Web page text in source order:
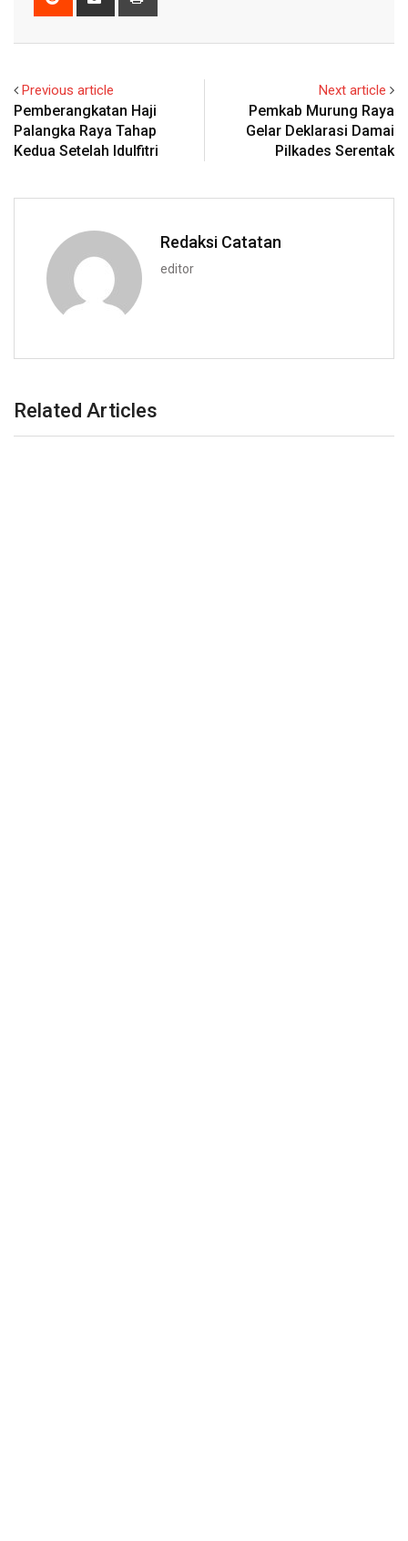
Previous article
Pemberangkatan Haji
Palangka Raya Tahap
Kedua Setelah Idulfitri
Next article
Pemkab Murung Raya
Gelar Deklarasi Damai
Pilkades Serentak
Redaksi Catatan
editor
Related Articles